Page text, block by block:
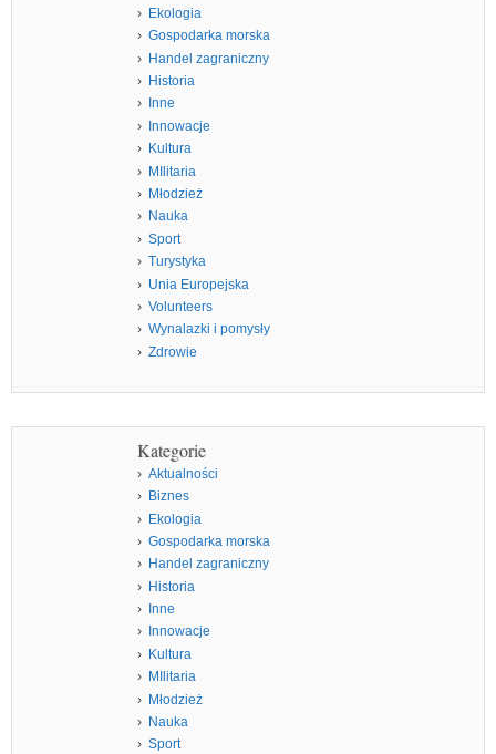
Ekologia
Gospodarka morska
Handel zagraniczny
Historia
Inne
Innowacje
Kultura
MIlitaria
Młodzież
Nauka
Sport
Turystyka
Unia Europejska
Volunteers
Wynalazki i pomysły
Zdrowie
Kategorie
Aktualności
Biznes
Ekologia
Gospodarka morska
Handel zagraniczny
Historia
Inne
Innowacje
Kultura
MIlitaria
Młodzież
Nauka
Sport